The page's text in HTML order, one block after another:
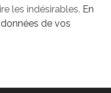
les indésirables. En
de vos